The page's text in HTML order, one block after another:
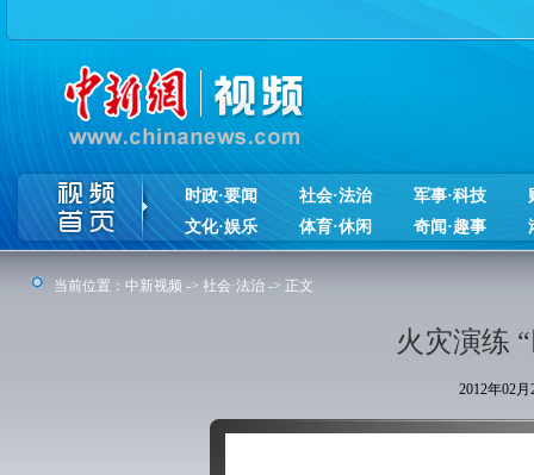
时政·要闻 社会·法治 军事·科技
文化·娱乐
体育·休闲 奇闻·趣事
当前位置： 中新视频 -> 社会·法治 -> 正文
火灾演练
2012年02